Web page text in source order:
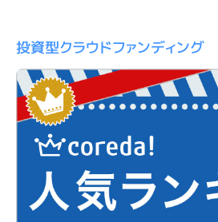
投資型クラウドファンディング